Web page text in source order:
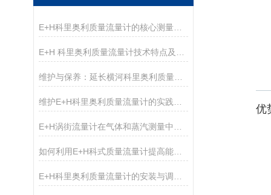
E+H科里奥利质量流量计的核心测量管结构与技术优势解析
维护与保养：延长横河科里奥利质量流量计使用寿命的方法
如何利用E+H科式质量流量计提高能源管理效率？
优